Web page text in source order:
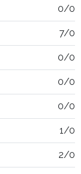
0/0
7/0
0/0
0/0
0/0
1/0
2/0